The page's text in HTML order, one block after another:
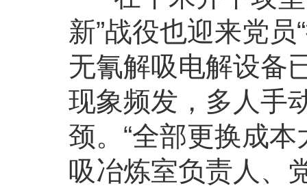
新”战役也迎来党
无氰解吸电解设备
现象频发，多人手
颈。“全部更换成本
吸冶炼室负责人、